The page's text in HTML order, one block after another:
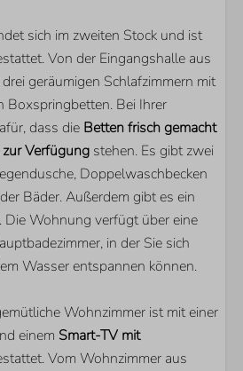
Haus
sich im zweiten Stock und ist
Von der Eingangshalle aus
geräumigen Schlafzimmern mit
Boxspringbetten. Bei Ihrer
dass die Betten frisch gemacht
Verfügung stehen. Es gibt zwei
Doppelwaschbecken
Bäder. Außerdem gibt es ein
. Die Wohnung verfügt über eine
in der Sie sich
Wasser entspannen können.
Wohnzimmer ist mit einer
einem Smart-TV mit
Vom Wohnzimmer aus